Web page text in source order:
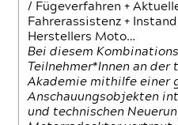
/ Fügeverfahren +
Fahrerassistenz +
Herstellers Moto…
Bei diesem
Teilnehmer*Innen an
Akademie mithilfe einer
Anschauungsobjekten
und technischen